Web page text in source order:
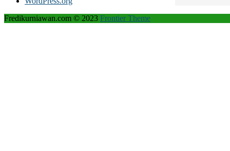
Fredikurniawan.com © 2023 Frontier Theme